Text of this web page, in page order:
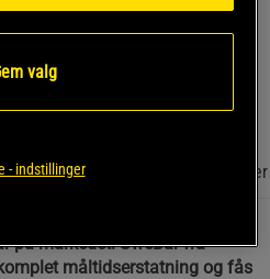
på markedet. SweBar fra
måltidserstatning og fås i
(12) Næringsværdi og ingredienser
på markedet. SweBar fra
måltidserstatning og fås
valg
- indstillinger